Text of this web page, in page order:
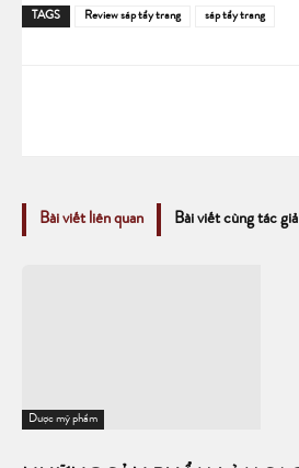
TAGS Review sáp tẩy trang sáp tẩy trang
Bài viết liên quan Bài viết cùng tác giả
Dược mỹ phẩm